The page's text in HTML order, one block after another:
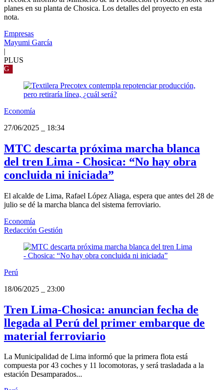
planes en su planta de Chosica. Los detalles del proyecto en esta
nota.
Empresas
Mayumi García
|
PLUS
G
Economía
27/06/2025
18:34
MTC descarta próxima marcha blanca
del tren Lima - Chosica: “No hay obra
concluida ni iniciada”
El alcalde de Lima, Rafael López Aliaga, espera que antes del 28 de
julio se dé la marcha blanca del sistema ferroviario.
Economía
Redacción Gestión
Perú
18/06/2025
23:00
Tren Lima-Chosica: anuncian fecha de
llegada al Perú del primer embarque de
material ferroviario
La Municipalidad de Lima informó que la primera flota está
compuesta por 43 coches y 11 locomotoras, y será trasladada a la
estación Desamparados...